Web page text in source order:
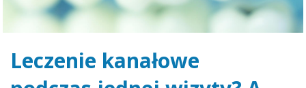
Leczenie kanałowe